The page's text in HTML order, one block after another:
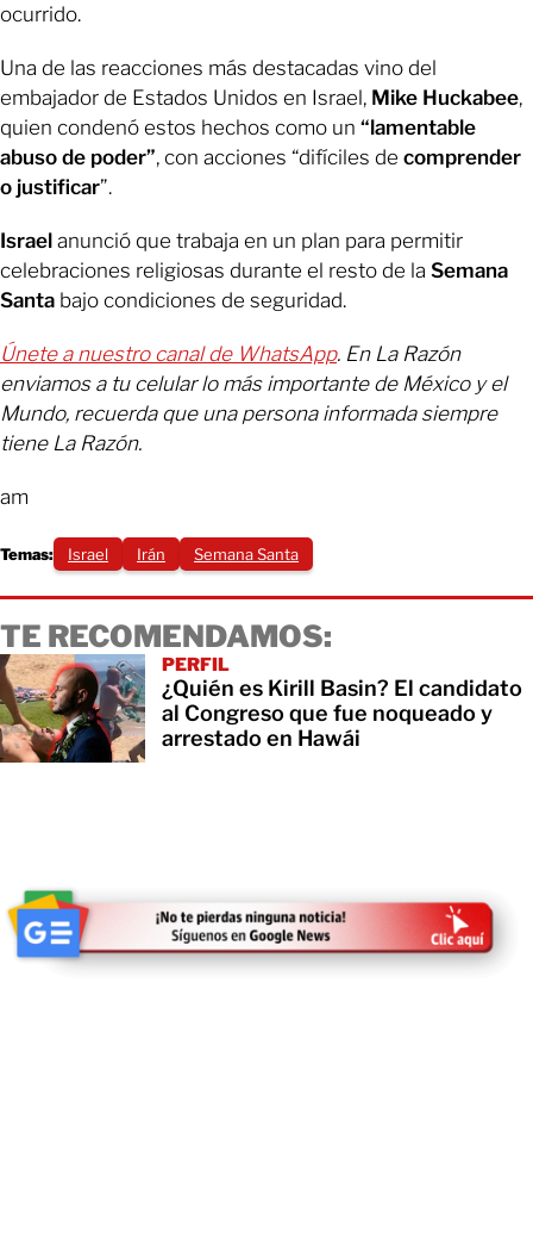
ocurrido.
Una de las reacciones más destacadas vino del
embajador de Estados Unidos en Israel, Mike Huckabee,
quien condenó estos hechos como un “lamentable
abuso de poder”, con acciones “difíciles de comprender
o justificar”.
Israel anunció que trabaja en un plan para permitir
celebraciones religiosas durante el resto de la Semana
Santa bajo condiciones de seguridad.
Únete a nuestro canal de WhatsApp. En La Razón
enviamos a tu celular lo más importante de México y el
Mundo, recuerda que una persona informada siempre
tiene La Razón.
am
Temas: Israel Irán Semana Santa
TE RECOMENDAMOS:
PERFIL
¿Quién es Kirill Basin? El candidato
al Congreso que fue noqueado y
arrestado en Hawái